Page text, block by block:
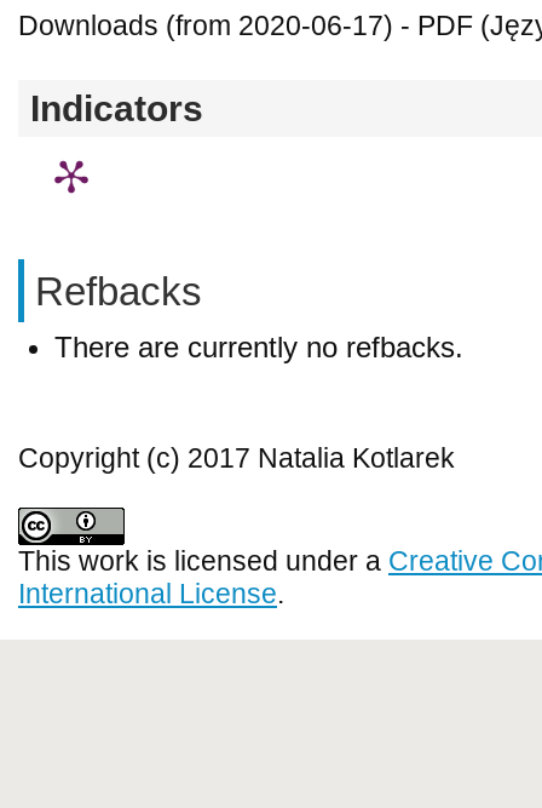
Downloads (from 2020-06-17) - PDF
Indicators
Refbacks
There are currently no refbacks.
Copyright (c) 2017 Natalia Kotlarek
This work is licensed under a Creative
International License.